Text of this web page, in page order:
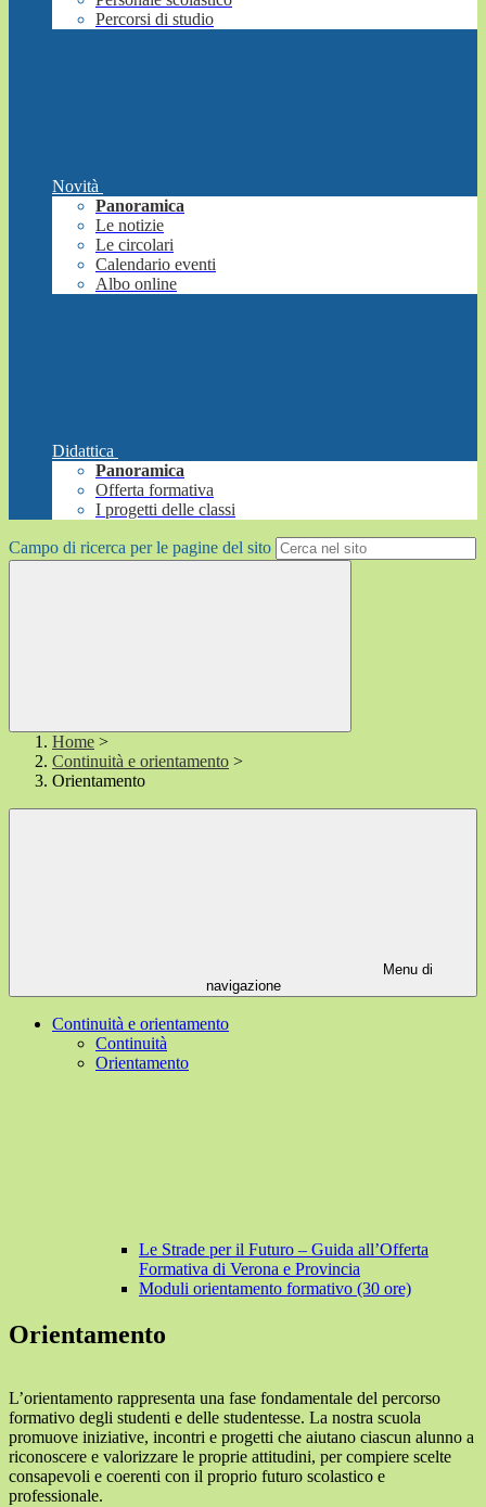
Percorsi di studio
Novità
Panoramica
Le notizie
Le circolari
Calendario eventi
Albo online
Didattica
Panoramica
Offerta formativa
I progetti delle classi
Campo di ricerca per le pagine del sito
Home >
Continuità e orientamento >
Orientamento
Menu di
navigazione
Continuità e orientamento
Continuità
Orientamento
Le Strade per il Futuro – Guida all’Offerta
Formativa di Verona e Provincia
Moduli orientamento formativo (30 ore)
Orientamento
L’orientamento rappresenta una fase fondamentale del percorso
formativo degli studenti e delle studentesse. La nostra scuola
promuove iniziative, incontri e progetti che aiutano ciascun alunno a
riconoscere e valorizzare le proprie attitudini, per compiere scelte
consapevoli e coerenti con il proprio futuro scolastico e
professionale.